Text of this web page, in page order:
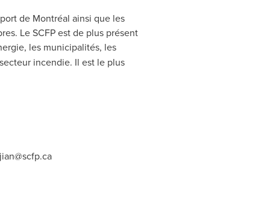
de Montréal ainsi que les
Le SCFP est de plus présent
les municipalités, les
incendie. Il est le plus